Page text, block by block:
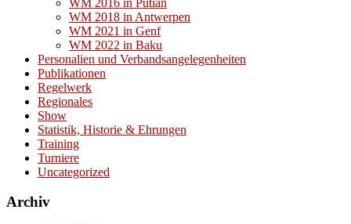
WM 2018 in Antwerpen
WM 2021 in Genf
WM 2022 in Baku
Personalien und Verbandsangelegenheiten
Publikationen
Regelwerk
Regionales
Show
Statistik, Historie & Ehrungen
Training
Turniere
Uncategorized
Archiv